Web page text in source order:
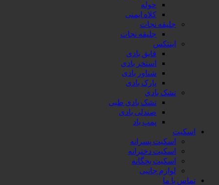
حوله
کلاه ایمنی
جلیقه نجات
جلیقه نجات
اینتکس
قایق بادی
استخر بادی
شناور بادی
پارک بادی
تشک بادی
تشک بادی طبی
صندلی بادی
پمپ باد
اسکیت
اسکیت پسرانه
اسکیت دخترانه
اسکیت بچگانه
لوازم جانبی
تماس با ما